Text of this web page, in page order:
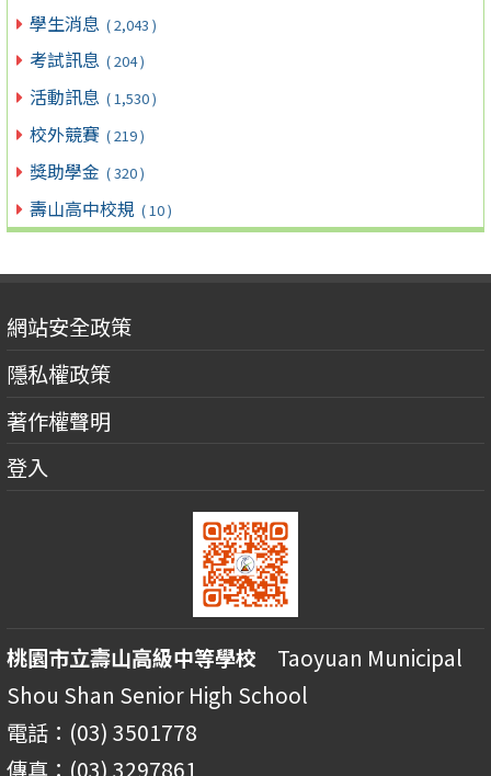
學生消息 ( 2,043 )
考試訊息 ( 204 )
活動訊息 ( 1,530 )
校外競賽 ( 219 )
獎助學金 ( 320 )
壽山高中校規 ( 10 )
網站安全政策
隱私權政策
著作權聲明
登入
桃園市立壽山高級中等學校 Taoyuan Municipal
Shou Shan Senior High School
電話：(03) 3501778